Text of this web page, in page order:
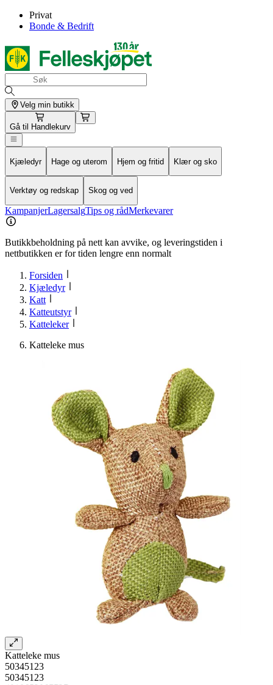
Privat
Bonde & Bedrift
Velg min butikk
Gå til Handlekurv
Kjæledyr Hage og uterom Hjem og fritid Klær og sko
Verktøy og redskap Skog og ved
KampanjerLagersalgTips og rådMerkevarer
Butikkbeholdning på nett kan avvike, og leveringstiden i
nettbutikken er for tiden lengre enn normalt
Forsiden
Kjæledyr
Katt
Katteutstyr
Katteleker
Katteleke mus
Katteleke mus
50345123
50345123